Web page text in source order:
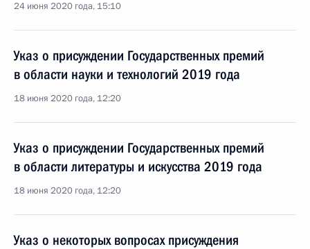
24 июня 2020 года, 15:10
Указ о присуждении Государственных премий
в области науки и технологий 2019 года
18 июня 2020 года, 12:20
Указ о присуждении Государственных премий
в области литературы и искусства 2019 года
18 июня 2020 года, 12:20
Указ о некоторых вопросах присуждения